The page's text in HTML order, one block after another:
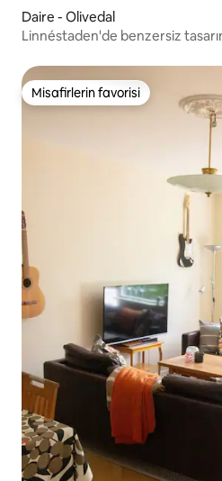
Daire - Olivedal
Linnéstaden'de benzersiz
Misafirlerin favorisi
Misafirlerin favorisi